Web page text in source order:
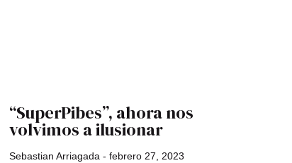
“SuperPibes”, ahora nos
volvimos a ilusionar
Sebastian Arriagada febrero 27, 2023